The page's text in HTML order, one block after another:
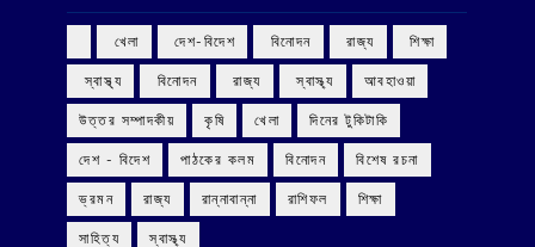
‌ খেলা ‌ দেশ-বিদেশ ‌ বিনোদন ‌ রাজ্য ‌ শিক্ষা
‌ স্বাস্থ্য ‌ বিনোদন ‌ রাজ্য ‌ স্বাস্থ্য আবহাওয়া
উত্তর সম্পাদকীয় কৃষি খেলা দিনের টুকিটাকি
দেশ - বিদেশ পাঠকের কলম বিনোদন বিশেষ রচনা
ভ্রমন রাজ্য রান্নাবান্না রাশিফল শিক্ষা
সাহিত্য স্বাস্থ্য